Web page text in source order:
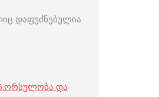
დაფუძნებულია
ორსულობა და